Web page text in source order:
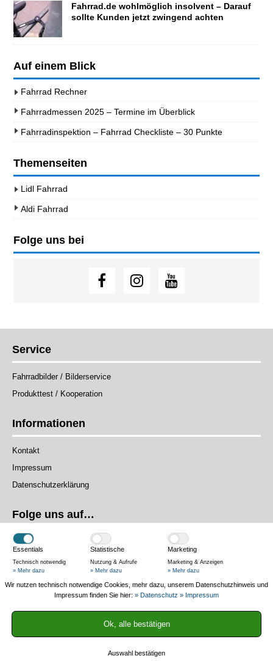
Fahrrad.de wohlmöglich insolvent – Darauf
sollte Kunden jetzt zwingend achten
Auf einem Blick
Fahrrad Rechner
Fahrradmessen 2025 – Termine im Überblick
Fahrradinspektion – Fahrrad Checkliste – 30 Punkte
Themenseiten
Lidl Fahrrad
Aldi Fahrrad
Folge uns bei
Service
Fahrradbilder / Bilderservice
Produkttest / Kooperation
Informationen
Kontakt
Impressum
Datenschutzerklärung
Folge uns auf…
Das Magazin
Authentisch und praxisnah – Wir testen Produkte in der Praxis, helfen
mit Ratgebern und informieren mit News.
2013-2025 © Fahrradmagazin.net
Essentials
Technisch notwendig
» Mehr dazu
Statistische
Nutzung & Aufrufe
» Mehr dazu
Marketing
Marketing & Anzeigen
» Mehr dazu
Wir nutzen technisch notwendige Cookies, mehr dazu, unserem Datenschutzhinweis und
Impressum finden Sie hier: » Datenschutz » Impressum
Auswahl bestätigen
Ok, alle bestätigen